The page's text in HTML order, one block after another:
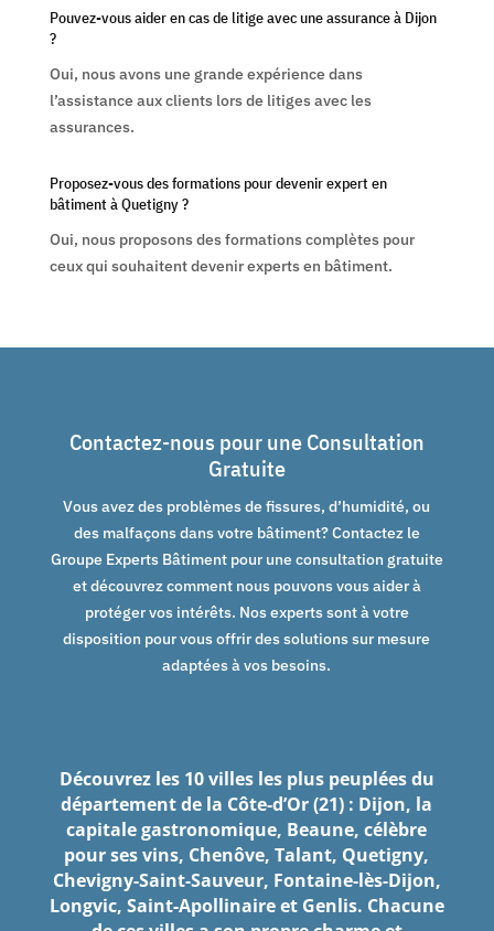
Pouvez-vous aider en cas de litige avec une assurance à Dijon
?
Oui, nous avons une grande expérience dans
l’assistance aux clients lors de litiges avec les
assurances.
Proposez-vous des formations pour devenir expert en
bâtiment à Quetigny ?
Oui, nous proposons des formations complètes pour
ceux qui souhaitent devenir experts en bâtiment.
Contactez-nous pour une Consultation
Gratuite
Vous avez des problèmes de fissures, d’humidité, ou
des malfaçons dans votre bâtiment? Contactez le
Groupe Experts Bâtiment pour une consultation gratuite
et découvrez comment nous pouvons vous aider à
protéger vos intérêts. Nos experts sont à votre
disposition pour vous offrir des solutions sur mesure
adaptées à vos besoins.
Découvrez les 10 villes les plus peuplées du
département de la Côte-d’Or (21) : Dijon, la
capitale gastronomique, Beaune, célèbre
pour ses vins, Chenôve, Talant, Quetigny,
Chevigny-Saint-Sauveur, Fontaine-lès-Dijon,
Longvic, Saint-Apollinaire et Genlis. Chacune